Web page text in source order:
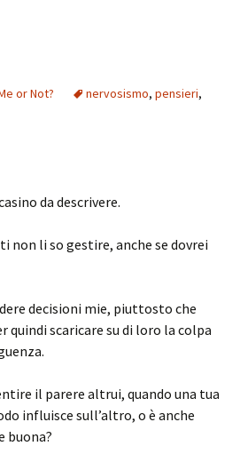
or Not? nervosismo, pensieri,
da descrivere.
non li so gestire, anche se dovrei
decisioni mie, piuttosto che
quindi scaricare su di loro la colpa
il parere altrui, quando una tua
influisce sull’altro, o è anche
buona?